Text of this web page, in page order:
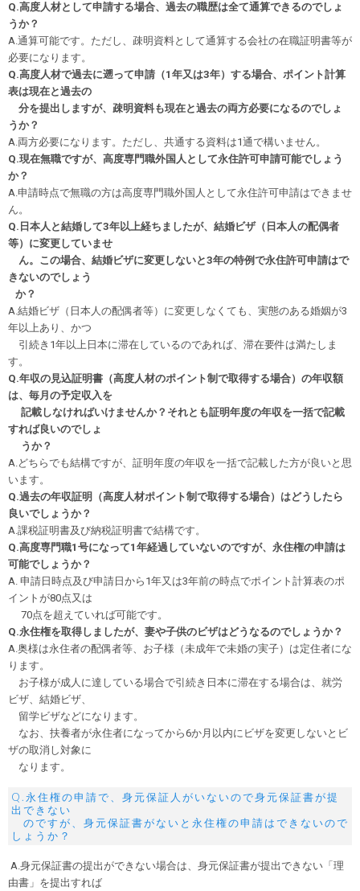
Q.高度人材として申請する場合、過去の職歴は全て通算できるのでしょ
うか？
A.通算可能です。ただし、疎明資料として通算する会社の在職証明書等が
必要になります。
Q.高度人材で過去に遡って申請（1年又は3年）する場合、ポイント計算
表は現在と過去の
分を提出しますが、疎明資料も現在と過去の両方必要になるのでしょ
うか？
A.両方必要になります。ただし、共通する資料は1通で構いません。
Q.現在無職ですが、高度専門職外国人として永住許可申請可能でしょう
か？
A.申請時点で無職の方は高度専門職外国人として永住許可申請はできませ
ん。
Q.日本人と結婚して3年以上経ちましたが、結婚ビザ（日本人の配偶者
等）に変更していませ
ん。この場合、結婚ビザに変更しないと3年の特例で永住許可申請はで
きないのでしょう
か？
A.結婚ビザ（日本人の配偶者等）に変更しなくても、実態のある婚姻が3
年以上あり、かつ
引続き1年以上日本に滞在しているのであれば、滞在要件は満たしま
す。
Q.年収の見込証明書（高度人材のポイント制で取得する場合）の年収額
は、毎月の予定収入を
記載しなければいけませんか？それとも証明年度の年収を一括で記載
すれば良いのでしょ
うか？
A.どちらでも結構ですが、証明年度の年収を一括で記載した方が良いと思
います。
Q.過去の年収証明（高度人材ポイント制で取得する場合）はどうしたら
良いでしょうか？
A.課税証明書及び納税証明書で結構です。
Q.高度専門職1号になって1年経過していないのですが、永住権の申請は
可能でしょうか？
A. 申請日時点及び申請日から1年又は3年前の時点でポイント計算表のポ
イントが80点又は
70点を超えていれば可能です。
Q.永住権を取得しましたが、妻や子供のビザはどうなるのでしょうか？
A.奥様は永住者の配偶者等、お子様（未成年で未婚の実子）は定住者にな
ります。
お子様が成人に達している場合で引続き日本に滞在する場合は、就労
ビザ、結婚ビザ、
留学ビザなどになります。
なお、扶養者が永住者になってから6か月以内にビザを変更しないとビ
ザの取消し対象に
なります。
Q.永住権の申請で、身元保証人がいないので身元保証書が提
出できない
のですが、身元保証書がないと永住権の申請はできないので
しょうか？
A.身元保証書の提出ができない場合は、身元保証書が提出できない「理
由書」を提出すれば